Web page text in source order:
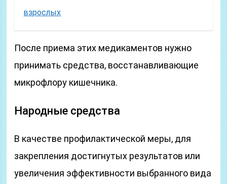
взрослых
После приема этих медикаментов нужно
принимать средства, восстанавливающие
микрофлору кишечника.
Народные средства
В качестве профилактической меры, для
закрепления достигнутых результатов или
увеличения эффективности выбранного вида